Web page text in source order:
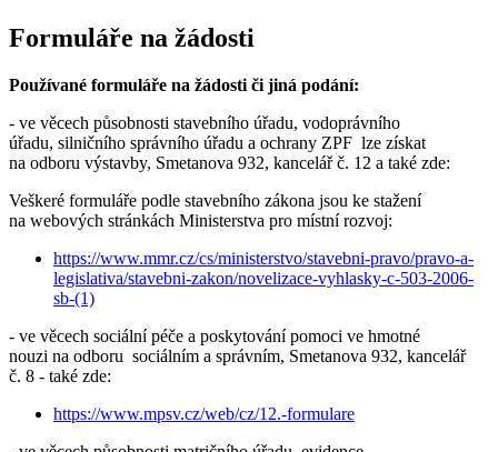
Formuláře na žádosti
Používané formuláře na žádosti či jiná podání:
- ve věcech působnosti stavebního úřadu, vodoprávního
úřadu, silničního správního úřadu a ochrany ZPF lze získat
na odboru výstavby, Smetanova 932, kancelář č. 12 a také zde:
Veškeré formuláře podle stavebního zákona jsou ke stažení
na webových stránkách Ministerstva pro místní rozvoj:
https://www.mmr.cz/cs/ministerstvo/stavebni-pravo/pravo-a-
legislativa/stavebni-zakon/novelizace-vyhlasky-c-503-2006-
sb-(1)
- ve věcech sociální péče a poskytování pomoci ve hmotné
nouzi na odboru sociálním a správním, Smetanova 932, kancelář
č. 8 - také zde:
https://www.mpsv.cz/web/cz/12.-formulare